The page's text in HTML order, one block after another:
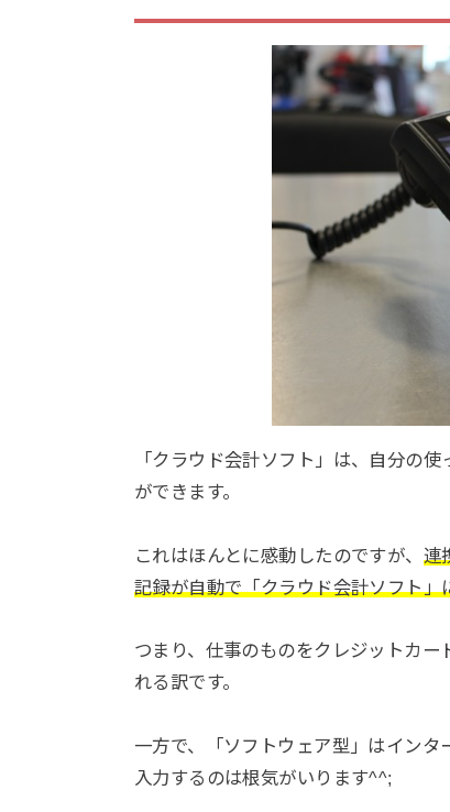
「クラウド会計ソフト」は、自分の
ができます。
これはほんとに感動したのですが、 連
記録が自動で「クラウド会計ソフト
つまり、仕事のものをクレジットカー
れる訳です。
一方で、「ソフトウェア型」はイン
入力するのは根気がいります^^;